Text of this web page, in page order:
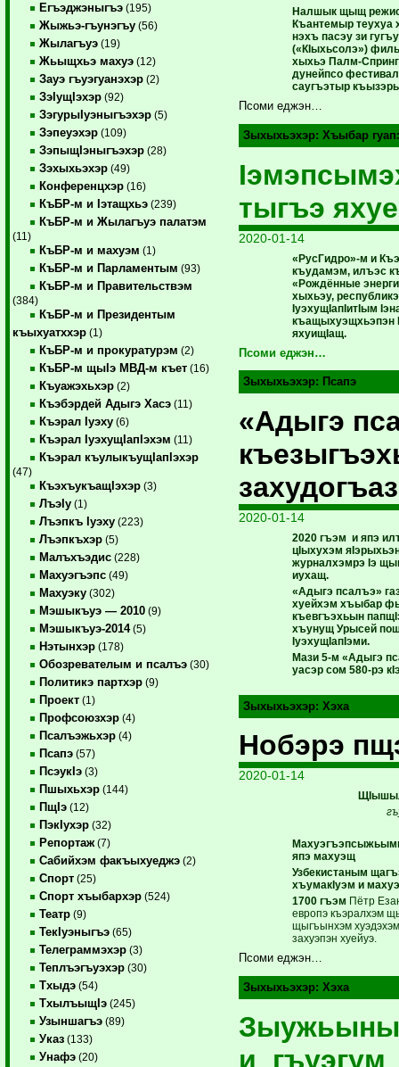
Егъэджэныгъэ (195)
Жыжьэ-гъунэгъу (56)
Жылагъуэ (19)
Жьыщхьэ махуэ (12)
Зауэ гъуэгуанэхэр (2)
ЗэIущIэхэр (92)
ЗэгурыIуэныгъэхэр (5)
Зэпеуэхэр (109)
ЗэпыщIэныгъэхэр (28)
Зэхыхьэхэр (49)
Конференцхэр (16)
КъБР-м и Iэтащхьэ (239)
КъБР-м и Жылагъуэ палатэм
(11)
КъБР-м и махуэм (1)
КъБР-м и Парламентым (93)
КъБР-м и Правительствэм
(384)
КъБР-м и Президентым
къыхуатххэр (1)
КъБР-м и прокуратурэм (2)
КъБР-м щыIэ МВД-м къет (16)
Къуажэхьхэр (2)
Къэбэрдей Адыгэ Хасэ (11)
Къэрал Iуэху (6)
Къэрал IуэхущIапIэхэм (11)
Къэрал къулыкъущIапIэхэр
(47)
КъэхъукъащIэхэр (3)
ЛъэIу (1)
Лъэпкъ Iуэху (223)
Лъэпкъхэр (5)
Малъхъэдис (228)
Махуэгъэпс (49)
Махуэку (302)
Мэшыкъуэ — 2010 (9)
Мэшыкъуэ-2014(5)
Нэтынхэр (178)
Обозревателым и псалъэ (30)
Политикэ партхэр (9)
Проект (1)
Профсоюзхэр (4)
Псалъэжьхэр (4)
Псапэ (57)
ПсэукIэ (3)
Пшыхьхэр (144)
ПщIэ (12)
ПэкIухэр (32)
Репортаж (7)
Сабийхэм факъыхуеджэ (2)
Спорт (25)
Спорт хъыбархэр (524)
Театр (9)
ТекIуэныгъэ (65)
Телеграммэхэр (3)
Теплъэгъуэхэр (30)
Тхыдэ (54)
ТхылъыщIэ (245)
Узыншагъэ (89)
Указ (133)
Унафэ (20)
Налшык щыщ
Къантемыр
нэхъ пасэу зи
(«КIыхьсолэ»)
хыхьэ Палм-
дунейпсо
саугъэтыр
Псоми еджэн…
Зыхыхьэхэр:Хъыбар
тыгъэ
2020-01-14
«РусГидро»-м и
къудамэм, илъэс
«Рождённые
хыхьэу,
IуэхущIапIитIым
къащыхуэщхьэпэн
яхуищIащ.
Псоми еджэн…
Зыхыхьэхэр: Псапэ
«Адыгэ
2020-01-14
2020 гъэм и япэ
цIыхухэм
журналхэмрэ Iэ
иухащ.
«Адыгэ псалъэ»
хуейхэм хъыбар
къевгъэхьын
хъунущ Урысей
IуэхущIапIэми.
Мази 5-м «Адыгэ
уасэр сом 580-рэ кI
Зыхыхьэхэр:Хэха
Нобэрэ
2020-01-14
япэ махуэщ
Узбекистаным
хъумакIуэм и
1700 гъэм Пётр
европэ къэралхэм
щыгъынхэм
захуэпэн хуейуэ.
Псоми еджэн…
Зыхыхьэхэр:Хэха
и гъуэгум